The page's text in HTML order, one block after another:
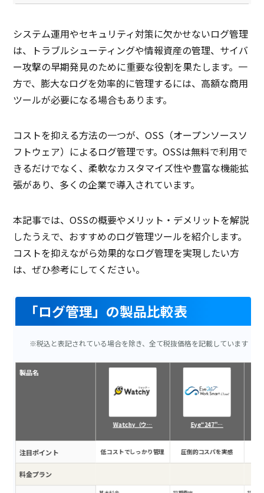
システム運用やセキュリティ対策に欠かせないログ管理
は、トラブルシューティングや情報資産の管理、サイバ
ー攻撃の早期発見のために重要な役割を果たします。一
方で、膨大なログを効率的に管理するには、高額な商用
ツールが必要になる場合もあります。
コストを抑える方法の一つが、OSS（オープンソースソ
フトウェア）によるログ管理です。OSSは無料で利用で
きるだけでなく、柔軟なカスタマイズ性や豊富な機能拡
張があり、多くの企業で導入されています。
本記事では、OSSの概要やメリット・デメリットを解説
したうえで、おすすめのログ管理ツールを紹介します。
コストを抑えながら効果的なログ管理を実現したい方
は、ぜひ参考にしてください。
「ログ管理」の製品比較表
※税込と表記されている場合を除き、全て税抜価格を記載しています
製品名
注目ポイント
料金プラン
Watchy（ウ…
低コストでしっかり管理
Eye“247”…
圧倒的コスパを実感